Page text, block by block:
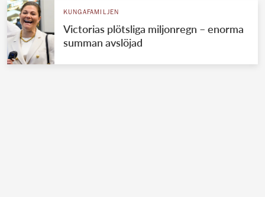
KUNGAFAMILJEN
Victorias plötsliga miljonregn – enorma
summan avslöjad